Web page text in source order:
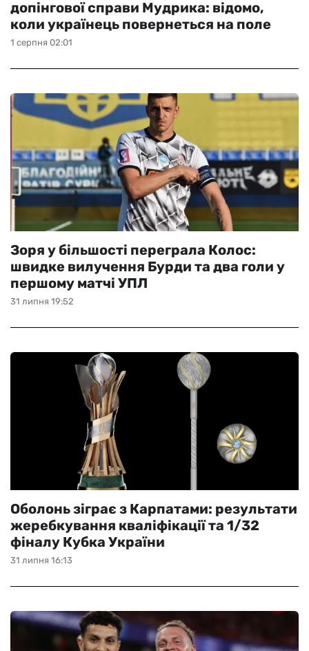
1 серпня 02:01
допінгової справи Мудрика: відомо,
коли українець повернеться на поле
31 липня 19:52
Зоря у більшості переграла Колос:
швидке вилучення Бурди та два голи у
першому матчі УПЛ
31 липня 16:13
Оболонь зіграє з Карпатами: результати
жеребкування кваліфікації та 1/32
фіналу Кубка України